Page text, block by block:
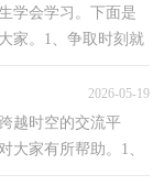
会学习。下面是
家。1、争取时刻就
2026-05-19
越时空的交流平
大家有所帮助。1、